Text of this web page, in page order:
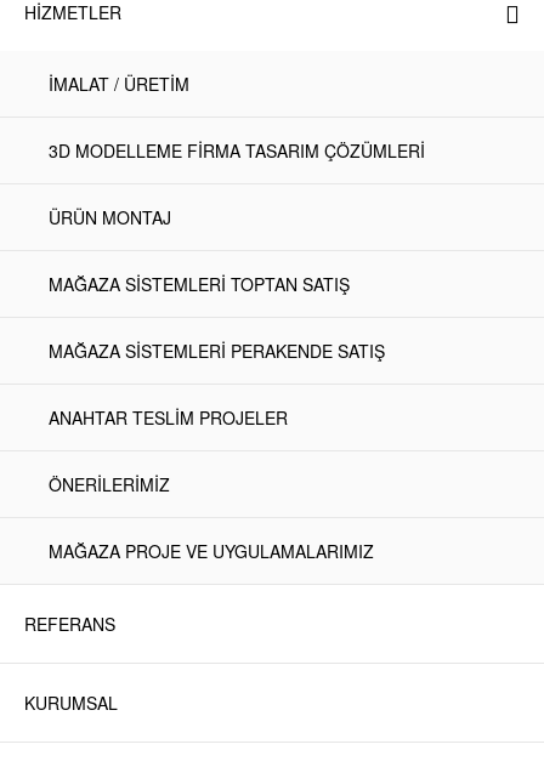
HIZMETLER
İMALAT / ÜRETİM
3D MODELLEME FİRMA TASARIM ÇÖZÜMLERİ
ÜRÜN MONTAJ
MAĞAZA SİSTEMLERİ TOPTAN SATIŞ
MAĞAZA SİSTEMLERİ PERAKENDE SATIŞ
ANAHTAR TESLİM PROJELER
ÖNERİLERİMİZ
MAĞAZA PROJE VE UYGULAMALARIMIZ
REFERANS
KURUMSAL